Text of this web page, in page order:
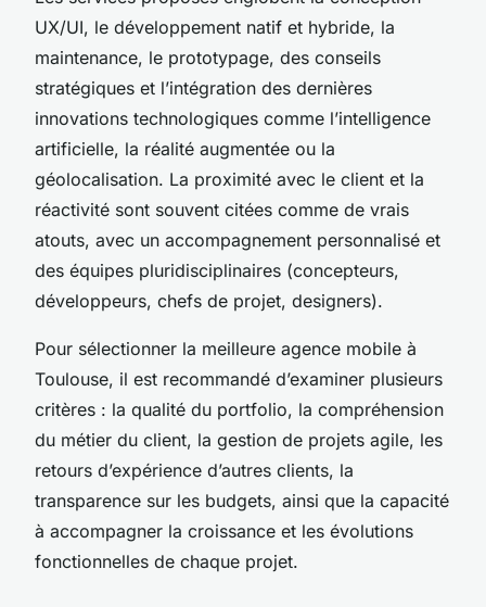
UX/UI, le développement natif et hybride, la
maintenance, le prototypage, des conseils
stratégiques et l’intégration des dernières
innovations technologiques comme l’intelligence
artificielle, la réalité augmentée ou la
géolocalisation. La proximité avec le client et la
réactivité sont souvent citées comme de vrais
atouts, avec un accompagnement personnalisé et
des équipes pluridisciplinaires (concepteurs,
développeurs, chefs de projet, designers).
Pour sélectionner la meilleure agence mobile à
Toulouse, il est recommandé d’examiner plusieurs
critères : la qualité du portfolio, la compréhension
du métier du client, la gestion de projets agile, les
retours d’expérience d’autres clients, la
transparence sur les budgets, ainsi que la capacité
à accompagner la croissance et les évolutions
fonctionnelles de chaque projet.